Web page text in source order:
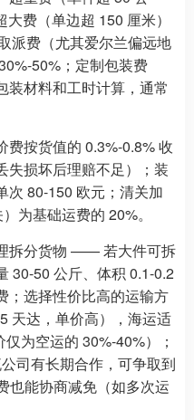
费（单边超 150 厘米）
派费（尤其爱尔兰偏远地
50%；定制包装费
装材料和工时计算，通常
费按货值的 0.3%-0.8% 收
失损坏后理赔不足）；装
次 80-150 欧元；清关加
为基础运费的 20%。
拆分货物 —— 若大件可拆
30-50 公斤、体积 0.1-0.2
；选择性价比高的运输方
达，单价高），海运适
为空运的 30%-40%）；
司有长期合作，可争取到
也能协商减免（如多次运